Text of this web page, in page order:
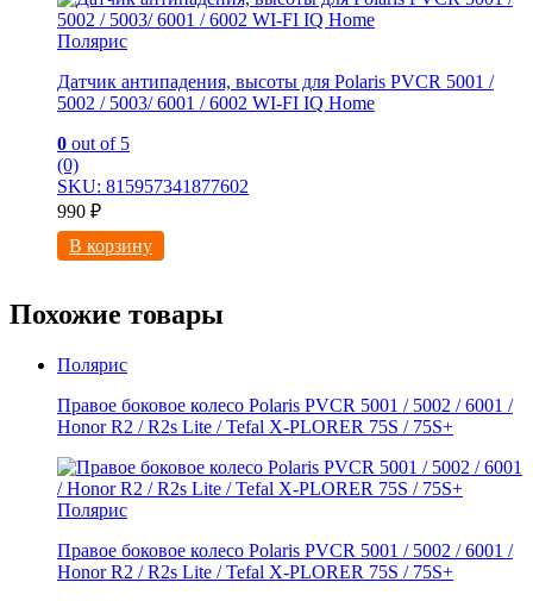
Полярис
Датчик антипадения, высоты для Polaris PVCR 5001 /
5002 / 5003/ 6001 / 6002 WI-FI IQ Home
0 out of 5
(0)
SKU: 815957341877602
990 ₽
В корзину
Похожие товары
Полярис
Правое боковое колесо Polaris PVCR 5001 / 5002 / 6001 /
Honor R2 / R2s Litе / Tefal X-PLORER 75S / 75S+
Полярис
Правое боковое колесо Polaris PVCR 5001 / 5002 / 6001 /
Honor R2 / R2s Litе / Tefal X-PLORER 75S / 75S+